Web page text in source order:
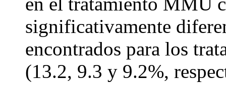
significativamente
encontrados para los
(13.2, 9.3 y 9.2%,